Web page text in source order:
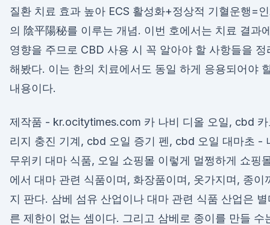
질환 치료 효과 높아 ECS 활성화+정상적 기혈운행=
의 陰平陽秘를 이루는 개념. 이번 호에서는 치료 결과
영향을 주므로 CBD 사용 시 꼭 알아야 할 사항들을 정
해봤다. 이는 한의 치료에서도 동일 하게 응용되어야
내용이다.
제작품 - kr.ocitytimes.com 카 나비 디올 오일, cbd 카
리지 충진 기계, cbd 오일 증기 펜, cbd 오일 대마초 -
무위키 대마 식품, 오일 쇼핑몰 이렇게 멀쩡하게 쇼핑
에서 대마 관련 식품이며, 화장품이며, 옷가지며, 종이
지 판다. 삼베 섬유 산업이나 대마 관련 식품 산업은 별
른 제한이 없는 셈이다. 그리고 삼베로 종이를 만들 수